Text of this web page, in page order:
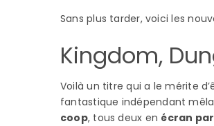
Sans plus tarder, voici les
Kingdom,
Voilà un titre qui a le mérite
fantastique indépendant
coop, tous deux en écran